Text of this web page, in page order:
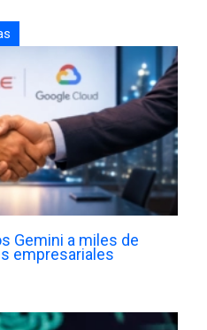
Gemini a miles de
empresariales